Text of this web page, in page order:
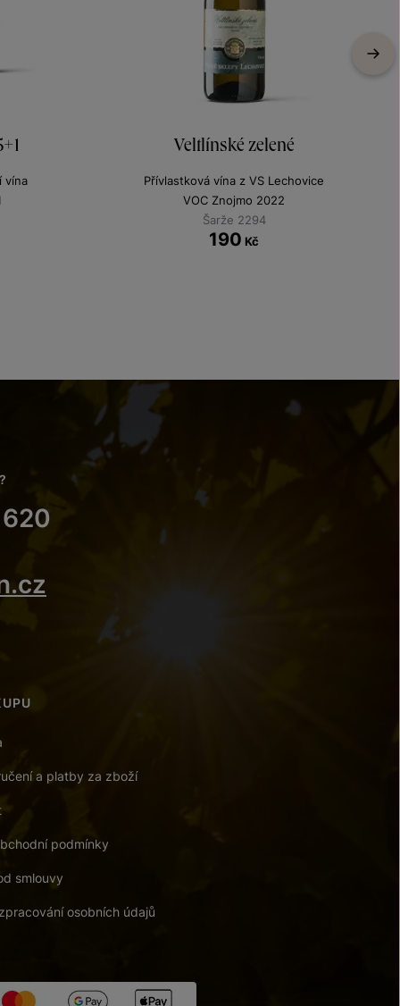
vína
Veltlínské zelené
Přívlastková vína z VS Lechovice
VOC Znojmo 2022
Šarže 2294
190 Kč
a platby za zboží
podmínky
smlouvy
osobních údajů